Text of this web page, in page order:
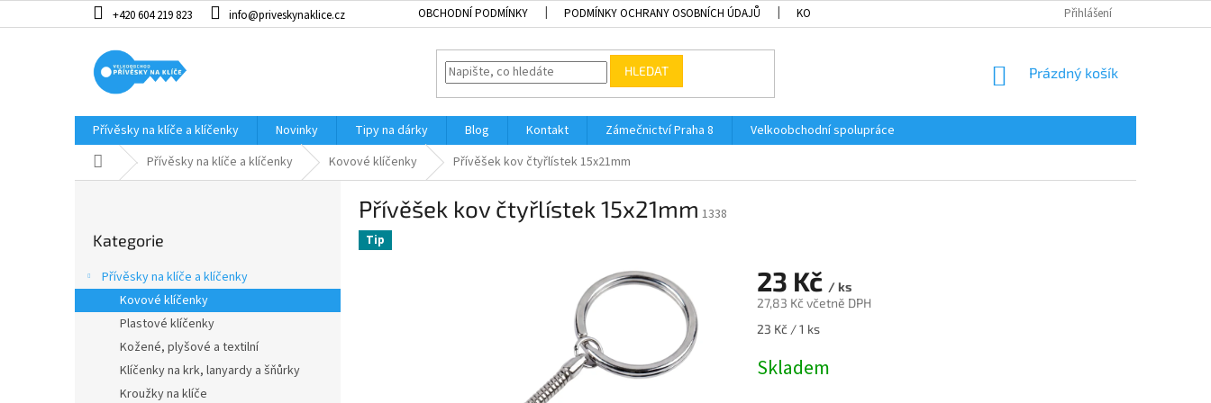
na
+420 604 219 823 info@priveskynaklice.cz OBCHODNÍ PODMÍNKY PODMÍNKY OCHRANY OSOBNÍCH ÚDAJŮ KONTAKT VELKOOBCHODNÍ SPOLUPRÁCE
Přihlášení
HLEDAT
NÁKUPNÍ
Prázdný košík
Přívěsky na klíče a klíčenky Novinky Tipy na dárky Blog Kontakt Zámečnictví Praha 8
Velkoobchodní spolupráce
Domů Přívěsky na klíče a klíčenky Kovové klíčenky Přívěšek kov čtyřlístek 15x21mm
a
n
kategorie
Kategorie
Přívěsky na klíče a klíčenky
Kovové klíčenky
Plastové klíčenky
Kožené, plyšové a textilní
Klíčenky na krk, lanyardy a šňůrky
Kroužky na klíče
Přívěšek kov čtyřlístek 15x21mm 1338
Tip
23 Kč / ks
27,83 Kč včetně DPH
Měrná
23 Kč / 1 ks
Skladem